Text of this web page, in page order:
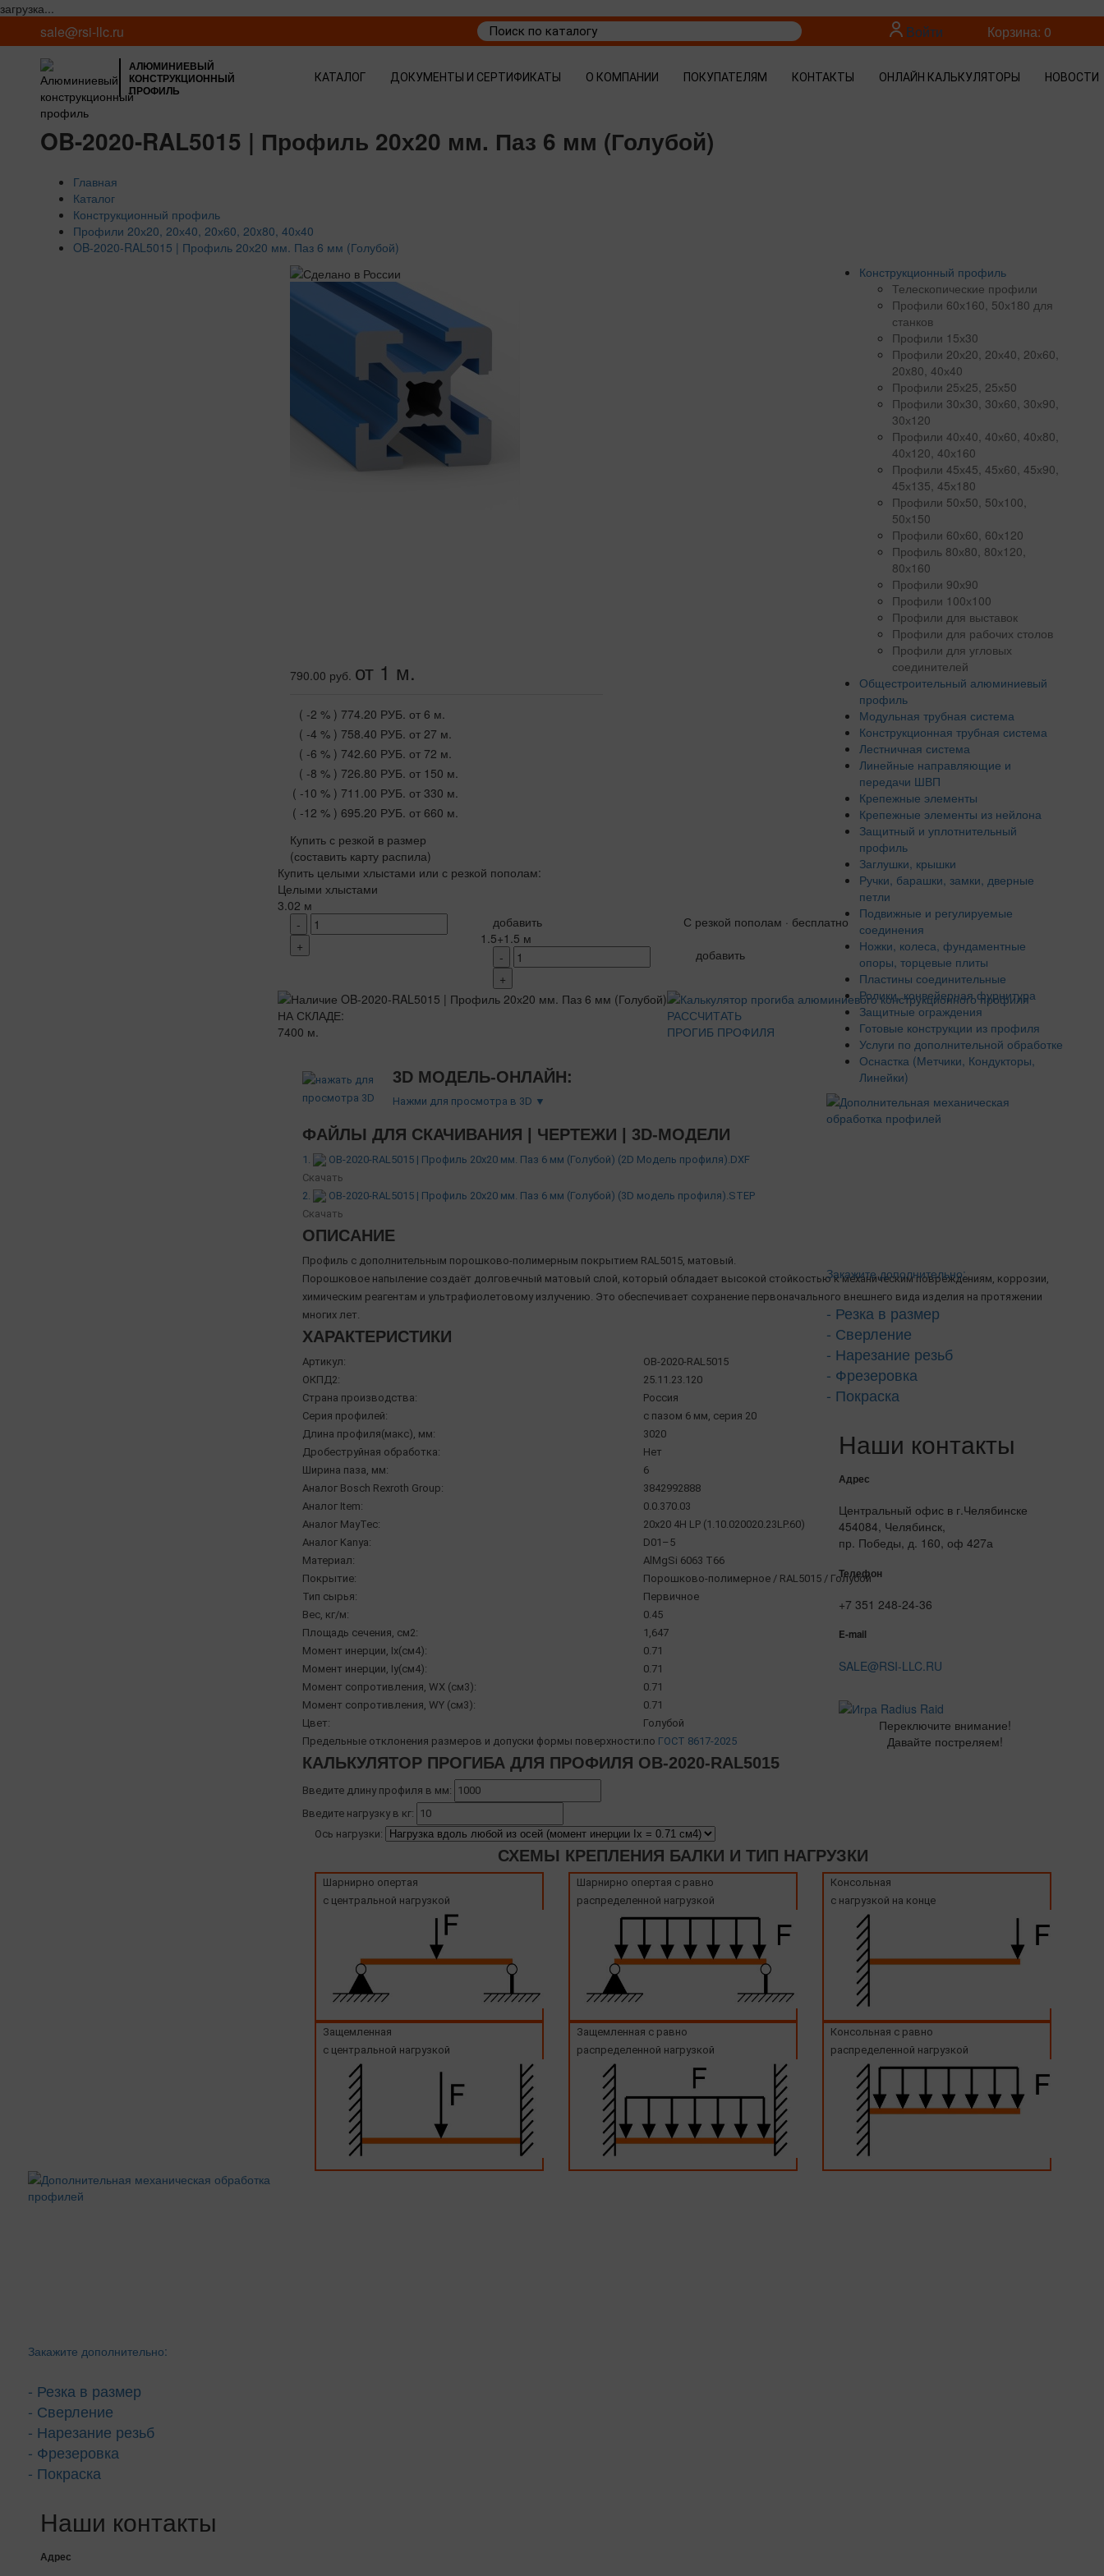
загрузка...
sale@rsi-llc.ru Войти Корзина: 0
АЛЮМИНИЕВЫЙ
КОНСТРУКЦИОННЫЙ
ПРОФИЛЬ
КАТАЛОГ ДОКУМЕНТЫ И СЕРТИФИКАТЫ О КОМПАНИИ ПОКУПАТЕЛЯМ КОНТАКТЫ ОНЛАЙН КАЛЬКУЛЯТОРЫ НОВОСТИ
OB-2020-RAL5015 | Профиль 20х20 мм. Паз 6 мм (Голубой)
Главная
Каталог
Конструкционный профиль
Профили 20х20, 20х40, 20х60, 20x80, 40х40
OB-2020-RAL5015 | Профиль 20х20 мм. Паз 6 мм (Голубой)
790.00 руб. от 1 м.
( -2 % ) 774.20 РУБ. от 6 м.
( -4 % ) 758.40 РУБ. от 27 м.
( -6 % ) 742.60 РУБ. от 72 м.
( -8 % ) 726.80 РУБ. от 150 м.
( -10 % ) 711.00 РУБ. от 330 м.
( -12 % ) 695.20 РУБ. от 660 м.
Купить с резкой в размер
(составить карту распила)
Купить целыми хлыстами или с резкой пополам:
Целыми хлыстами
3.02 м
-
+
добавить
С резкой пополам · бесплатно
1.5+1.5 м
-
+
добавить
НА СКЛАДЕ:
7400 м.
РАССЧИТАТЬ
ПРОГИБ ПРОФИЛЯ
3D МОДЕЛЬ-ОНЛАЙН:
Нажми для просмотра в 3D ▼
ФАЙЛЫ ДЛЯ СКАЧИВАНИЯ | ЧЕРТЕЖИ | 3D-МОДЕЛИ
1.
OB-2020-RAL5015 | Профиль 20х20 мм. Паз 6 мм (Голубой) (2D Модель профиля).DXF
Скачать
2.
OB-2020-RAL5015 | Профиль 20х20 мм. Паз 6 мм (Голубой) (3D модель профиля).STEP
Скачать
ОПИСАНИЕ
Профиль с дополнительным порошково-полимерным покрытием RAL5015, матовый.
Порошковое напыление создаёт долговечный матовый слой, который обладает высокой стойкостью к механическим повреждениям, коррозии,
химическим реагентам и ультрафиолетовому излучению. Это обеспечивает сохранение первоначального внешнего вида изделия на протяжении
многих лет.
ХАРАКТЕРИСТИКИ
Артикул:
OB-2020-RAL5015
ОКПД2:
25.11.23.120
Страна производства:
Россия
Серия профилей:
с пазом 6 мм, серия 20
Длина профиля(макс), мм:
3020
Дробеструйная обработка:
Нет
Ширина паза, мм:
6
Аналог Bosch Rexroth Group:
3842992888
Аналог Item:
0.0.370.03
Аналог MayTec:
20x20 4H LP (1.10.020020.23LP.60)
Аналог Kanya:
D01–5
Материал:
AlMgSi 6063 Т66
Покрытие:
Порошково-полимерное / RAL5015 / Голубой
Тип сырья:
Первичное
Вес, кг/м:
0.45
Площадь сечения, см2:
1,647
Момент инерции, Ix(см4):
0.71
Момент инерции, Iy(см4):
0.71
Момент сопротивления, WX (см3):
0.71
Момент сопротивления, WY (см3):
0.71
Цвет:
Голубой
Предельные отклонения размеров и допуски формы поверхности:по ГОСТ 8617-2025
КАЛЬКУЛЯТОР ПРОГИБА ДЛЯ ПРОФИЛЯ OB-2020-RAL5015
Введите длину профиля в мм:
Введите нагрузку в кг:
Ось нагрузки:
СХЕМЫ КРЕПЛЕНИЯ БАЛКИ И ТИП НАГРУЗКИ
Шарнирно опертая
с центральной нагрузкой
Шарнирно опертая с равно
распределенной нагрузкой
Консольная
с нагрузкой на конце
Защемленная
с центральной нагрузкой
Защемленная с равно
распределенной нагрузкой
Консольная с равно
распределенной нагрузкой
Конструкционный профиль
Телескопические профили
Профили 60х160, 50х180 для
станков
Профили 15х30
Профили 20х20, 20х40, 20х60,
20x80, 40х40
Профили 25х25, 25х50
Профили 30х30, 30х60, 30х90,
30х120
Профили 40х40, 40х60, 40х80,
40х120, 40х160
Профили 45х45, 45х60, 45х90,
45х135, 45х180
Профили 50х50, 50х100,
50х150
Профили 60х60, 60х120
Профиль 80х80, 80х120,
80х160
Профили 90х90
Профили 100х100
Профили для выставок
Профили для рабочих столов
Профили для угловых
соединителей
Общестроительный алюминиевый
профиль
Модульная трубная система
Конструкционная трубная система
Лестничная система
Линейные направляющие и
передачи ШВП
Крепежные элементы
Крепежные элементы из нейлона
Защитный и уплотнительный
профиль
Заглушки, крышки
Ручки, барашки, замки, дверные
петли
Подвижные и регулируемые
соединения
Ножки, колеса, фундаментные
опоры, торцевые плиты
Пластины соединительные
Ролики, конвейерная фурнитура
Защитные ограждения
Готовые конструкции из профиля
Услуги по дополнительной обработке
Оснастка (Метчики, Кондукторы,
Линейки)
Закажите дополнительно:
- Резка в размер
- Сверление
- Нарезание резьб
- Фрезеровка
- Покраска
Наши контакты
Адрес
Центральный офис в г.Челябинске
454084, Челябинск,
пр. Победы, д. 160, оф 427а
Телефон
+7 351 248-24-36
E-mail
SALE@RSI-LLC.RU
Переключите внимание!
Давайте постреляем!
Закажите дополнительно:
- Резка в размер
- Сверление
- Нарезание резьб
- Фрезеровка
- Покраска
Наши контакты
Адрес